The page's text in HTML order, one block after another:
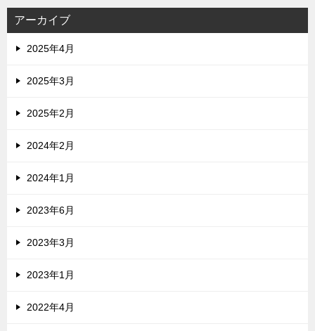
アーカイブ
2025年4月
2025年3月
2025年2月
2024年2月
2024年1月
2023年6月
2023年3月
2023年1月
2022年4月